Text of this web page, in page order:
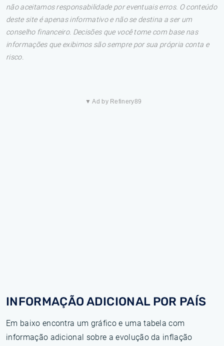
não aceitamos responsabilidade por eventuais erros. O conteúdo
deste site é apenas informativo e não se destina a ser um
conselho financeiro. Decisões que você tome com base nas
informações que exibimos são sempre por sua própria conta e
risco.
▼ Ad by Refinery89
INFORMAÇÃO ADICIONAL POR PAÍS
Em baixo encontra um gráfico e uma tabela com
informação adicional sobre a evolução da inflação